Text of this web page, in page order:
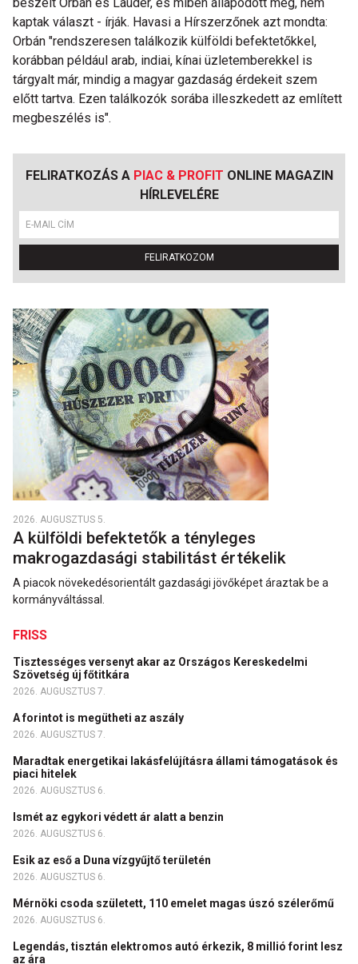
kaptak választ - írják. Havasi a Hírszerzőnek azt mondta:
Orbán "rendszeresen találkozik külföldi befektetőkkel,
korábban például arab, indiai, kínai üzletemberekkel is
tárgyalt már, mindig a magyar gazdaság érdekeit szem
előtt tartva. Ezen találkozók sorába illeszkedett az említett
megbeszélés is".
FELIRATKOZÁS A PIAC & PROFIT ONLINE MAGAZIN
HÍRLEVELÉRE
FELIRATKOZOM
2026. AUGUSZTUS 5.
A külföldi befektetők a tényleges
makrogazdasági stabilitást értékelik
A piacok növekedésorientált gazdasági jövőképet áraztak be a
kormányváltással.
FRISS
Tisztességes versenyt akar az Országos Kereskedelmi
Szövetség új főtitkára
2026. AUGUSZTUS 7.
A forintot is megütheti az aszály
2026. AUGUSZTUS 7.
Maradtak energetikai lakásfelújításra állami támogatások és
piaci hitelek
2026. AUGUSZTUS 6.
Ismét az egykori védett ár alatt a benzin
2026. AUGUSZTUS 6.
Esik az eső a Duna vízgyűjtő területén
2026. AUGUSZTUS 6.
Mérnöki csoda született, 110 emelet magas úszó szélerőmű
2026. AUGUSZTUS 6.
Legendás, tisztán elektromos autó érkezik, 8 millió forint lesz
az ára